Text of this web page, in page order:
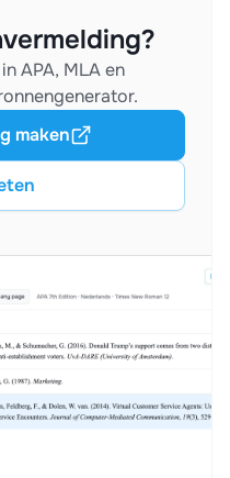
APA, MLA en
maken